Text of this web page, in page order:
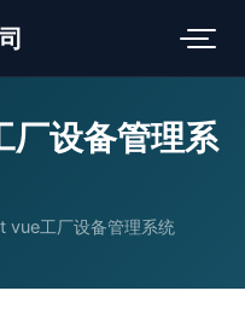
设备管理系
工厂设备管理系统